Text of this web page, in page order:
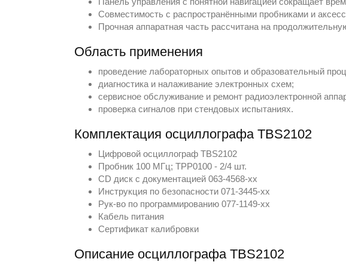
Совместимость с распространёнными пробниками и
Прочная аппаратная часть рассчитана на
Область применения
проведение лабораторных опытов и образовательный
диагностика и налаживание электронных схем;
сервисное обслуживание и ремонт радиоэлектронной
проверка сигналов при стендовых испытаниях.
Комплектация осциллографа TBS2102
Цифровой осциллограф TBS2102
Пробник 100 МГц; TPP0100 - 2/4 шт.
CD диск с документацией 063-4568-xx
Инструкция по безопасности 071-3445-xx
Рук-во по программированию 077-1149-xx
Кабель питания
Сертификат калибровки
Описание осциллографа TBS2102